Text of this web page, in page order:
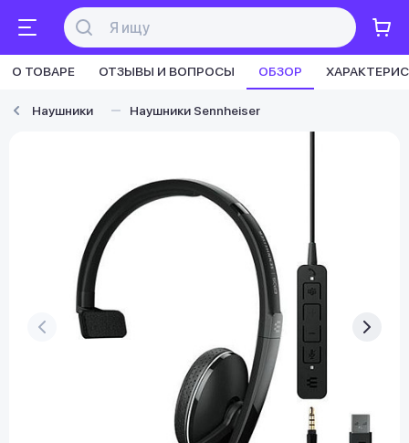
О ТОВАРЕ ОТЗЫВЫ И ВОПРОСЫ ОБЗОР
Наушники Наушники Sennheiser